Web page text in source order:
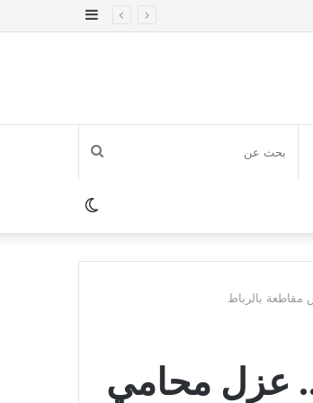
إضافة
بحث
عنالوضع
المظلم
بالرباط
عزل محامي